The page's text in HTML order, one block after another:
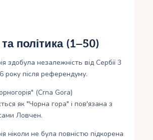
та політика (1–50)
здобула незалежність від Сербії 3
року після референдуму.
(Crna Gora)
як "Чорна гора" і пов'язана з
Ловчен.
ніколи не була повністю підкорена